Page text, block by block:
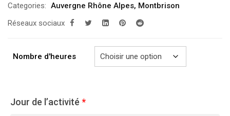
prix :
279.00€
769.00€
Categories: Auvergne Rhône Alpes, Montbrison
Réseaux sociaux
Nombre d'heures
Jour de l’activité *